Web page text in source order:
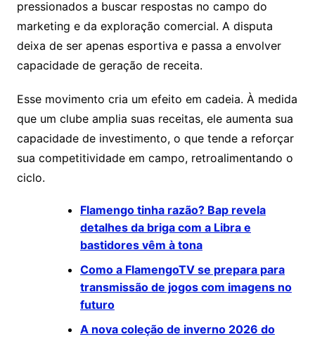
pressionados a buscar respostas no campo do
marketing e da exploração comercial. A disputa
deixa de ser apenas esportiva e passa a envolver
capacidade de geração de receita.
Esse movimento cria um efeito em cadeia. À medida
que um clube amplia suas receitas, ele aumenta sua
capacidade de investimento, o que tende a reforçar
sua competitividade em campo, retroalimentando o
ciclo.
Flamengo tinha razão? Bap revela
detalhes da briga com a Libra e
bastidores vêm à tona
Como a FlamengoTV se prepara para
transmissão de jogos com imagens no
futuro
A nova coleção de inverno 2026 do